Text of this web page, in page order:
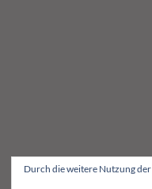
Durch die weitere Nutzung der